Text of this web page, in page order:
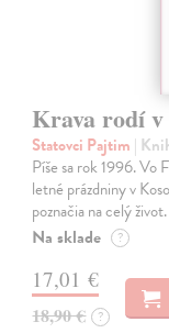
Krava rodí
Statovci Pajtim |
Píše sa rok 1996. Vo
letné prázdniny v
poznačia na celý život.
Na sklade ?
17,01 €
18,90 € ?